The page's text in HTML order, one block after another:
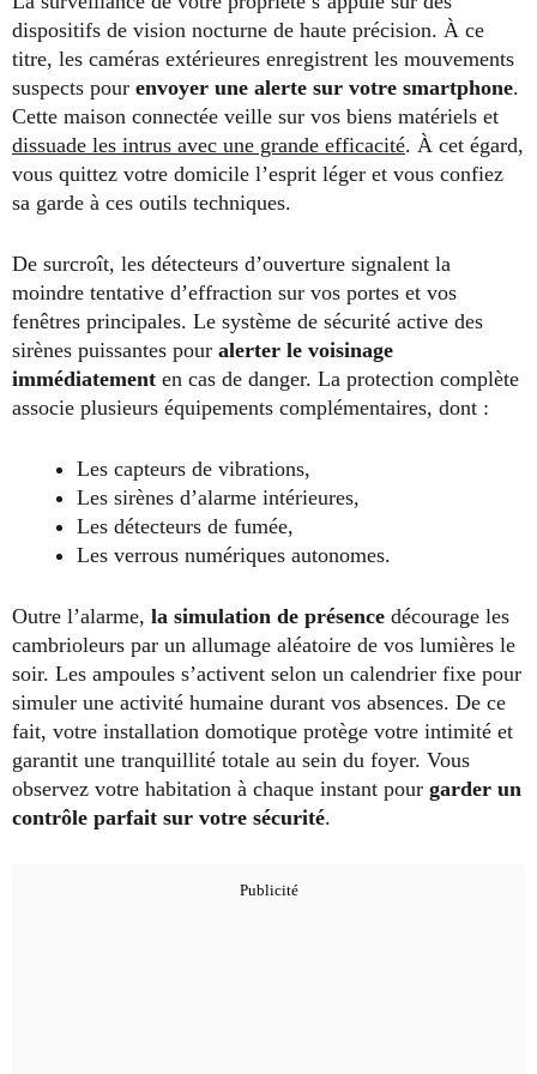
dispositifs de vision nocturne de haute précision. À ce
titre, les caméras extérieures enregistrent les mouvements
suspects pour envoyer une alerte sur votre smartphone.
Cette maison connectée veille sur vos biens matériels et
dissuade les intrus avec une grande efficacité. À cet égard,
vous quittez votre domicile l’esprit léger et vous confiez
sa garde à ces outils techniques.
De surcroît, les détecteurs d’ouverture signalent la
moindre tentative d’effraction sur vos portes et vos
fenêtres principales. Le système de sécurité active des
sirènes puissantes pour alerter le voisinage
immédiatement en cas de danger. La protection complète
associe plusieurs équipements complémentaires, dont :
Les capteurs de vibrations,
Les sirènes d’alarme intérieures,
Les détecteurs de fumée,
Les verrous numériques autonomes.
Outre l’alarme, la simulation de présence décourage les
cambrioleurs par un allumage aléatoire de vos lumières le
soir. Les ampoules s’activent selon un calendrier fixe pour
simuler une activité humaine durant vos absences. De ce
fait, votre installation domotique protège votre intimité et
garantit une tranquillité totale au sein du foyer. Vous
observez votre habitation à chaque instant pour garder un
contrôle parfait sur votre sécurité.